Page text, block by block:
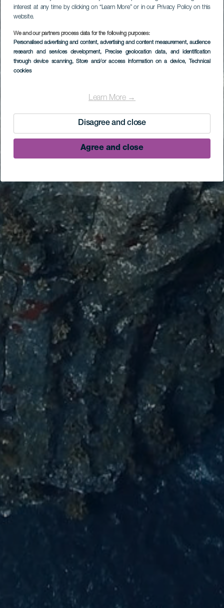
interest at any time by clicking on “Learn More” or in our Privacy Policy on this
website.
We and our partners process data for the following purposes:
Personalised advertising and content, advertising and content measurement, audience
research and services development, Precise geolocation data, and identification
through device scanning, Store and/or access information on a device, Technical
cookies
Learn More →
Disagree and close
Agree and close